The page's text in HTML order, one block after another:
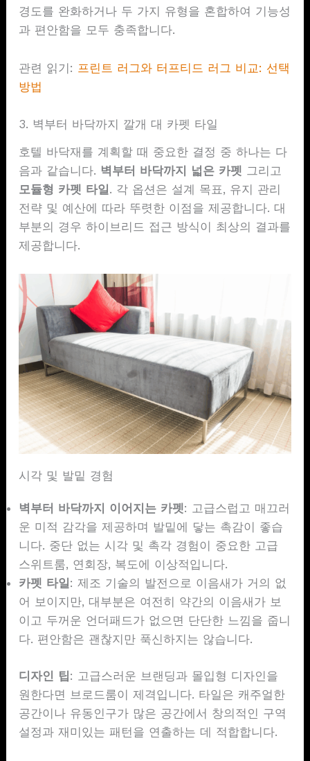
경도를 완화하거나 두 가지 유형을 혼합하여 기능성
과 편안함을 모두 충족합니다.
관련 읽기: 프린트 러그와 터프티드 러그 비교: 선택
방법
3. 벽부터 바닥까지 깔개 대 카펫 타일
호텔 바닥재를 계획할 때 중요한 결정 중 하나는 다
음과 같습니다. 벽부터 바닥까지 넓은 카펫 그리고
모듈형 카펫 타일. 각 옵션은 설계 목표, 유지 관리
전략 및 예산에 따라 뚜렷한 이점을 제공합니다. 대
부분의 경우 하이브리드 접근 방식이 최상의 결과를
제공합니다.
시각 및 발밑 경험
벽부터 바닥까지 이어지는 카펫: 고급스럽고 매끄러
운 미적 감각을 제공하며 발밑에 닿는 촉감이 좋습
니다. 중단 없는 시각 및 촉각 경험이 중요한 고급
스위트룸, 연회장, 복도에 이상적입니다.
카펫 타일: 제조 기술의 발전으로 이음새가 거의 없
어 보이지만, 대부분은 여전히 약간의 이음새가 보
이고 두꺼운 언더패드가 없으면 단단한 느낌을 줍니
다. 편안함은 괜찮지만 푹신하지는 않습니다.
디자인 팁: 고급스러운 브랜딩과 몰입형 디자인을
원한다면 브로드룸이 제격입니다. 타일은 캐주얼한
공간이나 유동인구가 많은 공간에서 창의적인 구역
설정과 재미있는 패턴을 연출하는 데 적합합니다.